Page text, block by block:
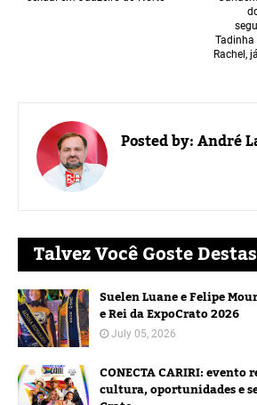
Rachel,
Posted by:André
Talvez Você Goste
Suelen Luane e Felipe
e Rei da ExpoCrato 2026
July 05, 2026
CONECTA CARIRI: evento
cultura, oportunidades e